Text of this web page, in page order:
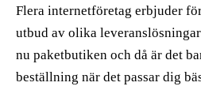
Flera internetföretag erbjuder
utbud av olika
nu paketbutiken och då är det
beställning när det passar dig